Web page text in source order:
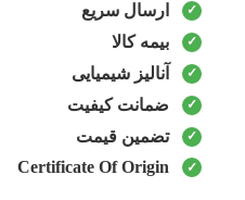
ارسال سریع
بیمه کالا
آنالیز شیمیایی
ضمانت کیفیت
تضمین قیمت
Certificate Of Origin